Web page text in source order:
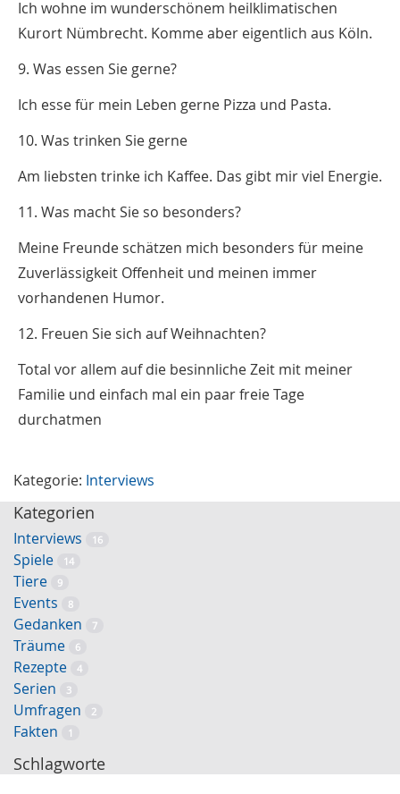
Ich wohne im wunderschönem heilklimatischen
Kurort Nümbrecht. Komme aber eigentlich aus Köln.
9. Was essen Sie gerne?
Ich esse für mein Leben gerne Pizza und Pasta.
10. Was trinken Sie gerne
Am liebsten trinke ich Kaffee. Das gibt mir viel Energie.
11. Was macht Sie so besonders?
Meine Freunde schätzen mich besonders für meine
Zuverlässigkeit Offenheit und meinen immer
vorhandenen Humor.
12. Freuen Sie sich auf Weihnachten?
Total vor allem auf die besinnliche Zeit mit meiner
Familie und einfach mal ein paar freie Tage
durchatmen
Kategorie: Interviews
Kategorien
Interviews 16
Spiele 14
Tiere 9
Events 8
Gedanken 7
Träume 6
Rezepte 4
Serien 3
Umfragen 2
Fakten 1
Schlagworte